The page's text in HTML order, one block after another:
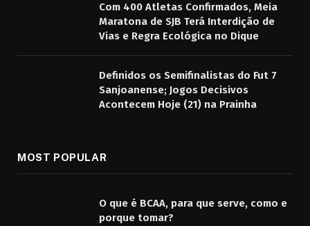
Com 400 Atletas Confirmados, Meia
Maratona de SJB Terá Interdição de
Vias e Regra Ecológica no Dique
Definidos os Semifinalistas do Fut 7
Sanjoanense; Jogos Decisivos
Acontecem Hoje (21) na Prainha
MOST POPULAR
O que é BCAA, para que serve, como e
porque tomar?